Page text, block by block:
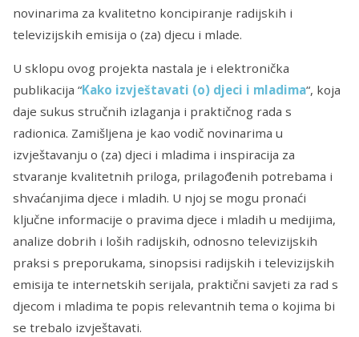
novinarima za kvalitetno koncipiranje radijskih i
televizijskih emisija o (za) djecu i mlade.
U sklopu ovog projekta nastala je i elektronička
publikacija “Kako izvještavati (o) djeci i mladima“, koja
daje sukus stručnih izlaganja i praktičnog rada s
radionica. Zamišljena je kao vodič novinarima u
izvještavanju o (za) djeci i mladima i inspiracija za
stvaranje kvalitetnih priloga, prilagođenih potrebama i
shvaćanjima djece i mladih. U njoj se mogu pronaći
ključne informacije o pravima djece i mladih u medijima,
analize dobrih i loših radijskih, odnosno televizijskih
praksi s preporukama, sinopsisi radijskih i televizijskih
emisija te internetskih serijala, praktični savjeti za rad s
djecom i mladima te popis relevantnih tema o kojima bi
se trebalo izvještavati.